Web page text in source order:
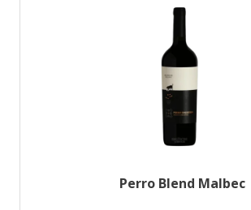
Perro Blend Malbec